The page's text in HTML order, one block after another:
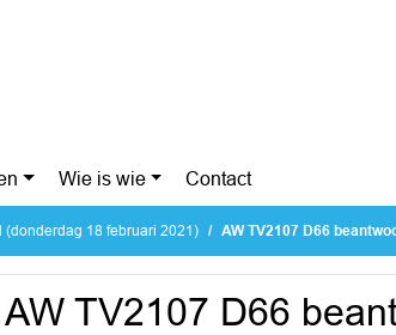
Wie is wie Contact
(donderdag 18 februari 2021) AW TV2107 D66
AW TV2107 D66